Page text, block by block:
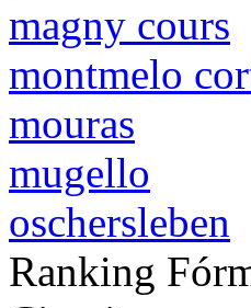
magny cours
montmelo
mouras
mugello
oschersleben
Ranking